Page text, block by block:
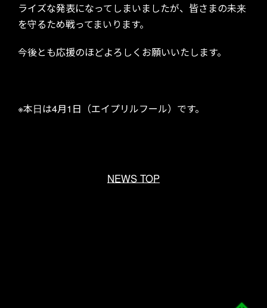
ライズな発表になってしまいましたが、皆さまの未来
を守るため戦ってまいります。
今後とも応援のほどよろしくお願いいたします。
※本日は4月1日（エイプリルフール）です。
NEWS TOP